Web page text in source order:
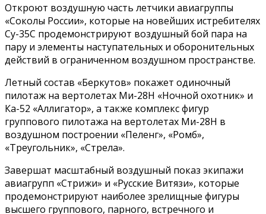
Откроют воздушную часть летчики авиагруппы
«Соколы России», которые на новейших истребителях
Су-35С продемонстрируют воздушный бой пара на
пару и элементы наступательных и оборонительных
действий в ограниченном воздушном пространстве.
Летный состав «Беркутов» покажет одиночный
пилотаж на вертолетах Ми-28Н «Ночной охотник» и
Ка-52 «Аллигатор», а также комплекс фигур
группового пилотажа на вертолетах Ми-28Н в
воздушном построении «Пеленг», «Ромб»,
«Треугольник», «Стрела».
Завершат масштабный воздушный показ экипажи
авиагрупп «Стрижи» и «Русские Витязи», которые
продемонстрируют наиболее зрелищные фигуры
высшего группового, парного, встречного и